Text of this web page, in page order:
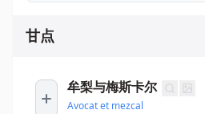
甘点
牟梨与梅斯卡尔
Avocat et mezcal